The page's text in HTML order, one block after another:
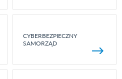
CYBERBEZPIECZNY
SAMORZĄD